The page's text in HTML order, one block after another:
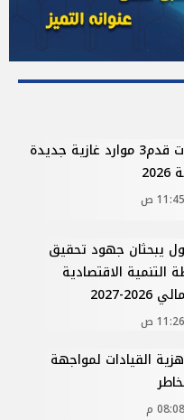
«دانة غاز»: 10 مليارات قدم3 موارد غازية جديدة
يبحثان جهود تحقيق
الاقتصادية
2027
القيادات لمواجهة